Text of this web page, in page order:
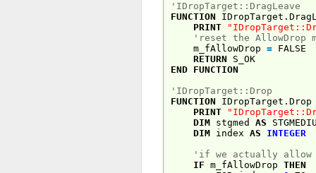
'IDropTarget::DragLeave
FUNCTION
PRINT
'reset the AllowDrop
m_fAllowDrop = FALSE
RETURN S_OK
END FUNCTION
'IDropTarget::Drop
FUNCTION
PRINT
DIM stgmed AS
DIM index AS
INTEGER
'if we actually allow
IF m_fAllowDrop THEN